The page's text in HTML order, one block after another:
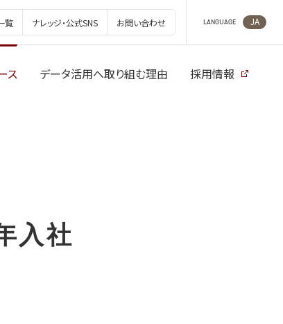
覧 ナレッジ・公式SNS お問い合わせ LANGUAGE JA
ス データ活用へ取り組む理由 採用情報
入社